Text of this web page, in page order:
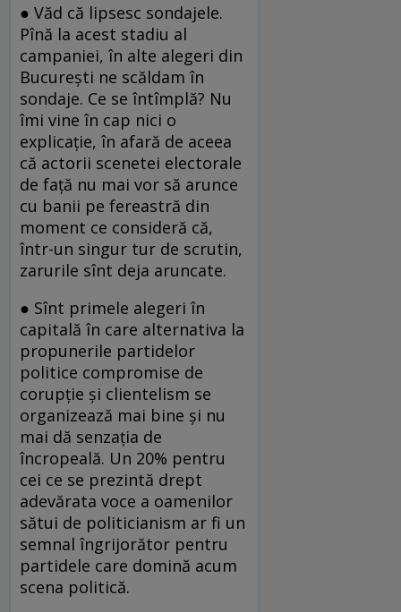
● Văd că lipsesc sondajele.
Pînă la acest stadiu al
campaniei, în alte alegeri din
București ne scăldam în
sondaje. Ce se întîmplă? Nu
îmi vine în cap nici o
explicație, în afară de aceea
că actorii scenetei electorale
de față nu mai vor să arunce
cu banii pe fereastră din
moment ce consideră că,
într-un singur tur de scrutin,
zarurile sînt deja aruncate.
● Sînt primele alegeri în
capitală în care alternativa la
propunerile partidelor
politice compromise de
corupție și clientelism se
organizează mai bine și nu
mai dă senzația de
încropeală. Un 20% pentru
cei ce se prezintă drept
adevărata voce a oamenilor
sătui de politicianism ar fi un
semnal îngrijorător pentru
partidele care domină acum
scena politică.